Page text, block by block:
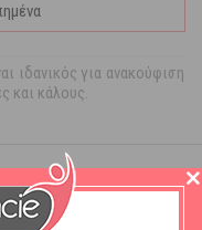
ιδανικός για ανακούφιση
και κάλους.